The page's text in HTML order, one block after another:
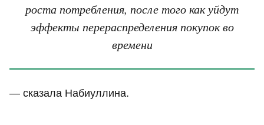
роста потребления, после того как уйдут
эффекты перераспределения покупок во
времени
— сказала Набиуллина.